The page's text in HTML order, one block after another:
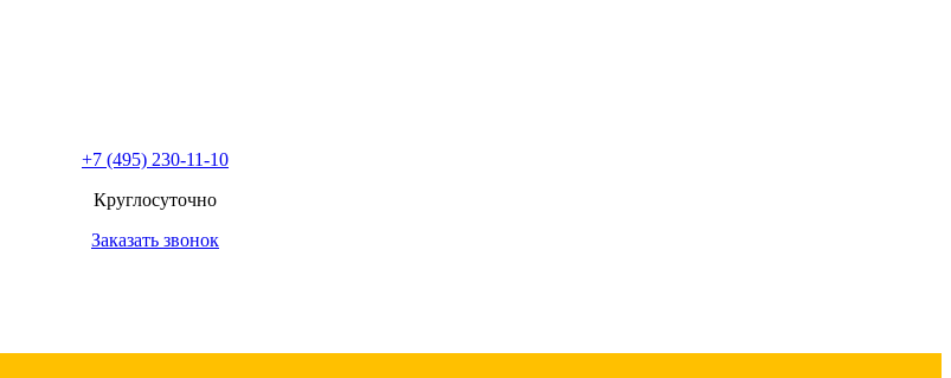
+7 (495) 230-11-10
Круглосуточно
Заказать звонок